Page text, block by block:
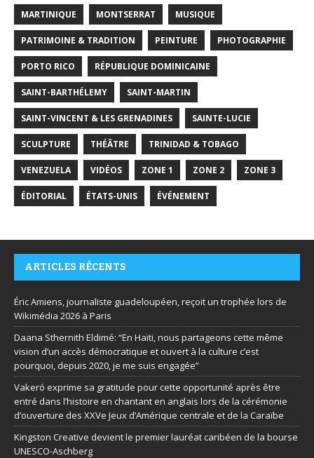
MARTINIQUE MONTSERRAT MUSIQUE
PATRIMOINE & TRADITION PEINTURE PHOTOGRAPHIE
PORTO RICO RÉPUBLIQUE DOMINICAINE
SAINT-BARTHÉLEMY SAINT-MARTIN
SAINT-VINCENT & LES GRENADINES SAINTE-LUCIE
SCULPTURE THÉÂTRE TRINIDAD & TOBAGO
VENEZUELA VIDÉOS ZONE 1 ZONE 2 ZONE 3
ÉDITORIAL ÉTATS-UNIS ÉVÉNEMENT
ARTICLES RÉCENTS
Éric Amiens, journaliste guadeloupéen, reçoit un trophée lors de
Wikimédia 2026 à Paris
Daana Sthernith Eldimé: “En Haïti, nous partageons cette même
vision d’un accès démocratique et ouvert à la culture c’est
pourquoi, depuis 2020, je me suis engagée”
Vakeró exprime sa gratitude pour cette opportunité après être
entré dans l’histoire en chantant en anglais lors de la cérémonie
d’ouverture des XXVe Jeux d’Amérique centrale et de la Caraïbe
Kingston Creative devient le premier lauréat caribéen de la bourse
UNESCO-Aschberg